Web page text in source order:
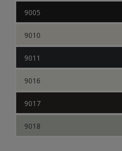
9005
9010
9011
9016
9017
9018